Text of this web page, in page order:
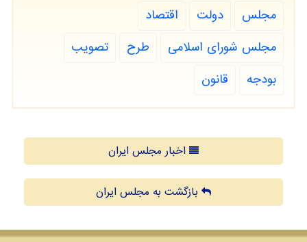
مجلس دولت
اقتصاد
مجلس شورای اسلامی
طرح
تصویب
بودجه
قانون
اخبار مجلس ایران
بازگشت به مجلس ایران